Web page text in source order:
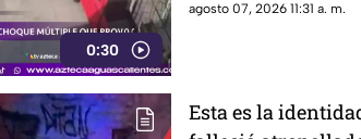
0:30
agosto 07, 2026 11:31 a. m.
Esta es la